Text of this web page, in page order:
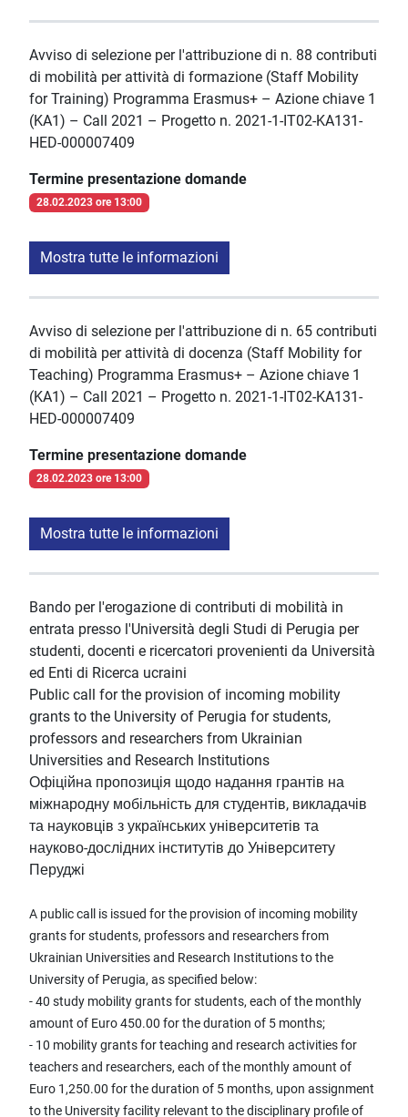
Avviso di selezione per l'attribuzione di n. 88 contributi
di mobilità per attività di formazione (Staff Mobility
for Training) Programma Erasmus+ – Azione chiave 1
(KA1) – Call 2021 – Progetto n. 2021-1-IT02-KA131-
HED-000007409
Termine presentazione domande
28.02.2023 ore 13:00
Mostra tutte le informazioni
Avviso di selezione per l'attribuzione di n. 65 contributi
di mobilità per attività di docenza (Staff Mobility for
Teaching) Programma Erasmus+ – Azione chiave 1
(KA1) – Call 2021 – Progetto n. 2021-1-IT02-KA131-
HED-000007409
Termine presentazione domande
28.02.2023 ore 13:00
Mostra tutte le informazioni
Bando per l'erogazione di contributi di mobilità in
entrata presso l'Università degli Studi di Perugia per
studenti, docenti e ricercatori provenienti da Università
ed Enti di Ricerca ucraini
Public call for the provision of incoming mobility
grants to the University of Perugia for students,
professors and researchers from Ukrainian
Universities and Research Institutions
Офіційна пропозиція щодо надання грантів на
міжнародну мобільність для студентів, викладачів
та науковців з українських університетів та
науково-дослідних інститутів до Університету
Перуджі
A public call is issued for the provision of incoming mobility
grants for students, professors and researchers from
Ukrainian Universities and Research Institutions to the
University of Perugia, as specified below:
- 40 study mobility grants for students, each of the monthly
amount of Euro 450.00 for the duration of 5 months;
- 10 mobility grants for teaching and research activities for
teachers and researchers, each of the monthly amount of
Euro 1,250.00 for the duration of 5 months, upon assignment
to the University facility relevant to the disciplinary profile of